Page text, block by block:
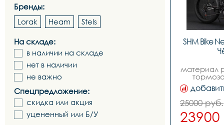
Бренды:
Lorak
Heam Stels
На складе:
в наличии на складе
нет в наличии
не важно
Спецпредложение:
скидка или акция
уцененный или Б/У
SHM Bike
материал
25000 руб.